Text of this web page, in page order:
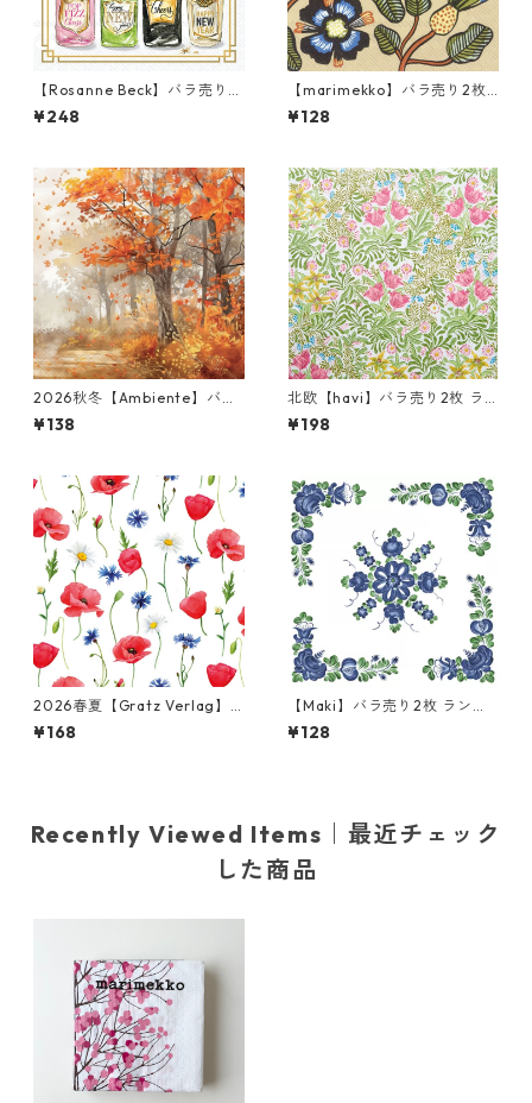
【Rosanne Beck】バラ売り2
枚 カクテルサイズ ペーパーナ
プキン New Years Bottles ホ
¥248
【marimekko】バラ売り2枚
ランチサイズ ペーパーナプキ
ン TIARA クリーム
¥128
2026秋冬【Ambiente】バラ
売り2枚 ランチサイズ ペーパ
ーナプキン Autumn Tree オ
¥138
北欧【havi】バラ売り2枚 ラ
ンチサイズ ペーパーナプキン
Bower グリーン William Mor
¥198
2026春夏【Gratz Verlag】
バラ売り2枚 カクテルサイズ
ペーパーナプキン Blumenme
¥168
【Maki】バラ売り2枚 ランチ
サイズ ペーパーナプキン Kuja
wy Pattern ブルー
¥128
Recently Viewed Items｜最近チェック
した商品